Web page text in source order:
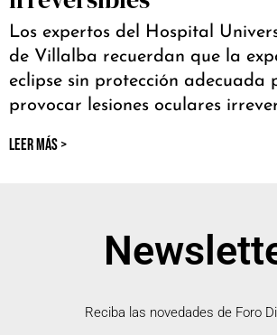
Los expertos del Hospital
de Villalba recuerdan que la
eclipse sin protección adecuada
provocar lesiones oculares
LEER MÁS >
Reciba las novedades de Foro